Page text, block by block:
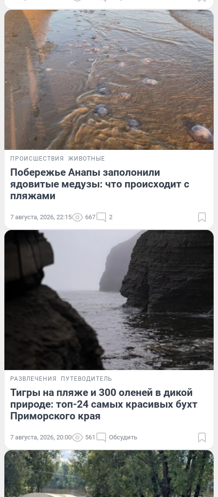
ПРОИСШЕСТВИЯ ЖИВОТНЫЕ
Побережье Анапы заполонили
ядовитые медузы: что происходит с
пляжами
7 августа, 2026, 22:15 667 2
РАЗВЛЕЧЕНИЯ ПУТЕВОДИТЕЛЬ
Тигры на пляже и 300 оленей в дикой
природе: топ-24 самых красивых бухт
Приморского края
7 августа, 2026, 20:00 561 Обсудить